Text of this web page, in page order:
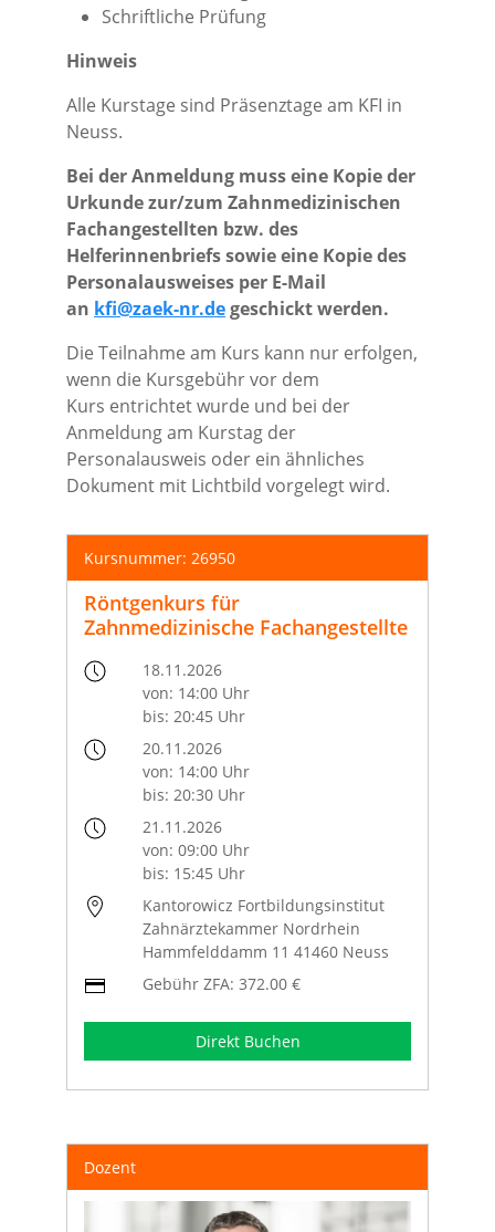
Schriftliche Prüfung
Hinweis
Alle Kurstage sind Präsenztage am KFI in
Neuss.
Bei der Anmeldung muss eine Kopie der
Urkunde zur/zum Zahnmedizinischen
Fachangestellten bzw. des
Helferinnenbriefs sowie eine Kopie des
Personalausweises per E-Mail
an kfi@zaek-nr.degeschickt werden.
Die Teilnahme am Kurs kann nur erfolgen,
wenn die Kursgebühr vor dem
Kurs entrichtet wurde und bei der
Anmeldung am Kurstag der
Personalausweis oder ein ähnliches
Dokument mit Lichtbild vorgelegt wird.
Kursnummer: 26950
Röntgenkurs für
Zahnmedizinische Fachangestellte
18.11.2026
von: 14:00 Uhr
bis: 20:45 Uhr
20.11.2026
von: 14:00 Uhr
bis: 20:30 Uhr
21.11.2026
von: 09:00 Uhr
bis: 15:45 Uhr
Kantorowicz Fortbildungsinstitut
Zahnärztekammer Nordrhein
Hammfelddamm 11 41460 Neuss
Gebühr ZFA: 372.00 €
Direkt Buchen
Dozent